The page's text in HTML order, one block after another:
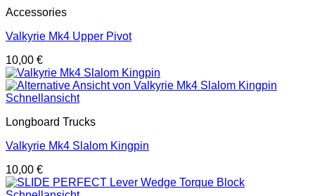
Accessories
Valkyrie Mk4 Upper Pivot
10,00 €
Schnellansicht
Longboard Trucks
Valkyrie Mk4 Slalom Kingpin
10,00 €